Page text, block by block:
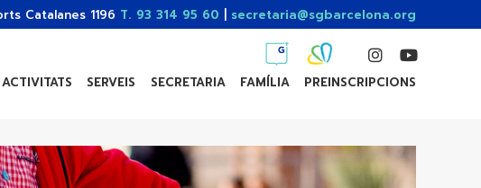
Catalanes 1196 T. 93 314 95 60 secretaria@sgbarcelona.org
ACTIVITATS SERVEIS SECRETARIA FAMÍLIA PREINSCRIPCIONS